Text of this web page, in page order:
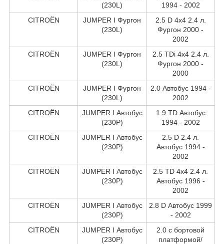
(230L)
1994 - 2002
CITROËN
JUMPER I Фургон
(230L)
2.5 D 4x4 2.4 л.
Фургон 2000 -
2002
CITROËN
JUMPER I Фургон
(230L)
2.5 TDi 4x4 2.4 л.
Фургон 2000 -
2000
CITROËN
JUMPER I Фургон
(230L)
2.0 Автобус 1994 -
2002
CITROËN
JUMPER I Автобус
(230P)
1.9 TD Автобус
1994 - 2002
CITROËN
JUMPER I Автобус
(230P)
2.5 D 2.4 л.
Автобус 1994 -
2002
CITROËN
JUMPER I Автобус
(230P)
2.5 TD 4x4 2.4 л.
Автобус 1996 -
2002
CITROËN
JUMPER I Автобус
(230P)
2.8 D Автобус 1999
- 2002
CITROËN
JUMPER I Автобус
(230P)
2.0 c бортовой
платформой/